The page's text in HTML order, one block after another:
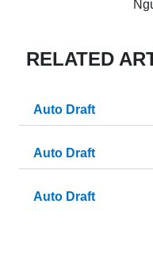
RELATED
Auto Draft
Auto Draft
Auto Draft